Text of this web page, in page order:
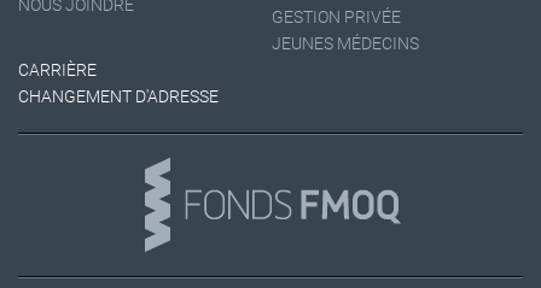
GESTION PRIVÉE
JEUNES MÉDECINS
CARRIÈRE
CHANGEMENT D'ADRESSE